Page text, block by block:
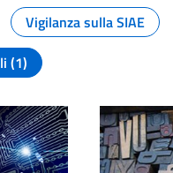
Vigilanza sulla SIAE
(1)